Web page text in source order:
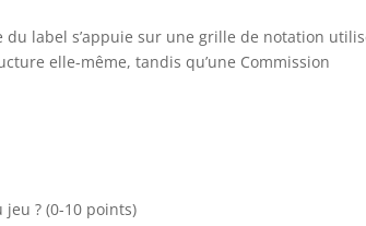
label s’appuie sur une grille de notation
elle-même, tandis qu’une Commission
? (0-10 points)